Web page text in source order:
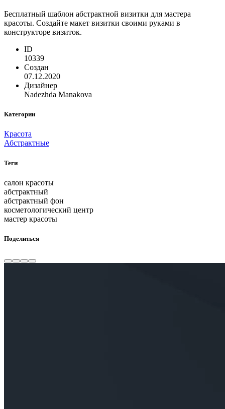
Бесплатный шаблон абстрактной визитки для мастера
красоты. Создайте макет визитки своими руками в
конструкторе визиток.
ID
10339
Создан
07.12.2020
Дизайнер
Nadezhda Manakova
Категории
Красота
Абстрактные
Теги
салон красоты
абстрактный
абстрактный фон
косметологический центр
мастер красоты
Поделиться